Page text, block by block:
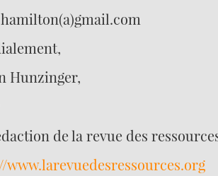
Hunzinger,
de la revue des
www.larevuedesressources.org